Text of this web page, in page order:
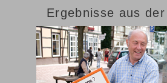
Ergebnisse aus